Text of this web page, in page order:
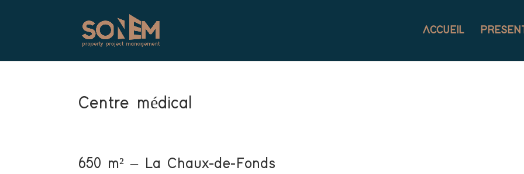
ACCUEIL
Centre médical
650 m² – La Chaux-de-Fonds